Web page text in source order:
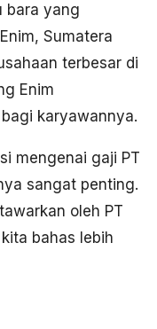
bara yang
Sumatera
terbesar di
Enim
karyawannya.
mengenai gaji PT
sangat penting.
oleh PT
bahas lebih